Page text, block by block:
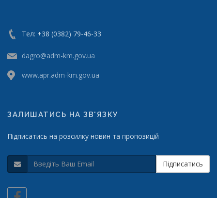
Тел: +38 (0382) 79-46-33
dagro@adm-km.gov.ua
www.apr.adm-km.gov.ua
ЗАЛИШАТИСЬ НА ЗВ'ЯЗКУ
Підписатись на розсилку новин та пропозицій
Підписатись